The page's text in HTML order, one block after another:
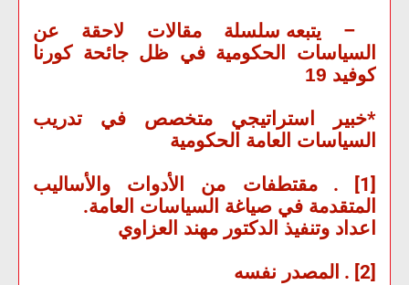
– يتبعه سلسلة مقالات لاحقة عن
السياسات الحكومية في ظل جائحة كورنا
كوفيد 19
*خبير استراتيجي متخصص في تدريب
السياسات العامة الحكومية
[1] .
مقتطفات من الأدوات والأساليب
المتقدمة في صياغة السياسات العامة.
اعداد وتنفيذ الدكتور مهند العزاوي
[2] . المصدر نفسه